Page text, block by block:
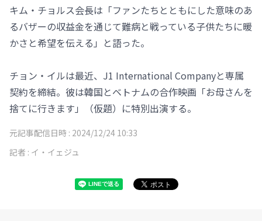
キム・チョルス会長は「ファンたちとともにした意味のあ
るバザーの収益金を通じて難病と戦っている子供たちに暖
かさと希望を伝える」と語った。
チョン・イルは最近、J1 International Companyと専属
契約を締結。彼は韓国とベトナムの合作映画「お母さんを
捨てに行きます」（仮題）に特別出演する。
元記事配信日時 : 2024/12/24 10:33
記者 : イ・イェジュ